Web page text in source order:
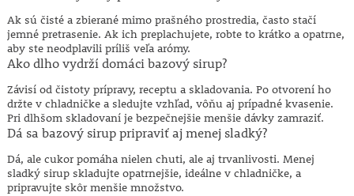
Ak sú čisté a zbierané mimo prašného prostredia, často stačí
jemné pretrasenie. Ak ich preplachujete, robte to krátko a opatrne,
aby ste neodplavili príliš veľa arómy.
Ako dlho vydrží domáci bazový sirup?
Závisí od čistoty prípravy, receptu a skladovania. Po otvorení ho
držte v chladničke a sledujte vzhľad, vôňu aj prípadné kvasenie.
Pri dlhšom skladovaní je bezpečnejšie menšie dávky zamraziť.
Dá sa bazový sirup pripraviť aj menej sladký?
Dá, ale cukor pomáha nielen chuti, ale aj trvanlivosti. Menej
sladký sirup skladujte opatrnejšie, ideálne v chladničke, a
pripravujte skôr menšie množstvo.